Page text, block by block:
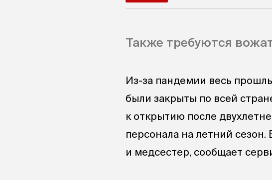
Также требуются
Из-за пандемии весь
были закрыты по всей
к открытию после
персонала на летний
и медсестер, сообщает